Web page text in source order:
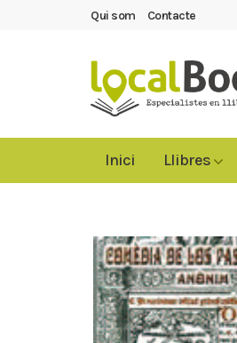
Qui som Contacte
Inici Llibres